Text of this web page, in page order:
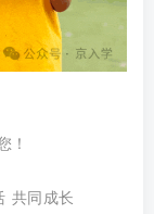
！
共同成长